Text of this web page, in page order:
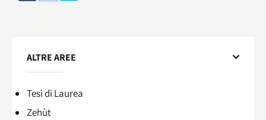
ALTRE AREE
Tesi di Laurea
Zehùt